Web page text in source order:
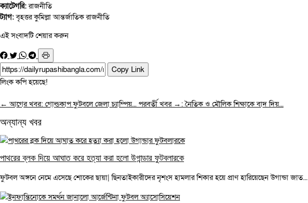
ক্যাটেগরি: রাজনীতি
ট্যাগ: বৃহত্তর কুমিল্লা আন্তর্জাতিক রাজনীতি
এই সংবাদটি শেয়ার করুন
Copy Link
লিংক কপি হয়েছে!
← আগের খবর: গোল্ডকাপ ফুটবলে জেলা চ্যাম্পিয়... পরবর্তী খবর →: নৈতিক ও মৌলিক শিক্ষাকে বাদ দিয়...
অন্যান্য খবর
পাথরের ব্লক দিয়ে আঘাত করে হত্যা করা হলো উগান্ডার ফুটবলারকে
ফুটবল অঙ্গনে নেমে এসেছে শোকের ছায়া| ছিনতাইকারীদের নৃশংস হামলার শিকার হয়ে প্রাণ হারিয়েছেন উগান্ডা জাত...